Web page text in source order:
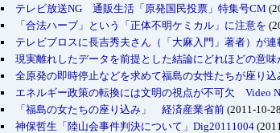
テレビ放送NG 通販生活「原発国民投票」特集号CM
「合法ハーブ」という「正体不明ケミカル」に注意を
テレビブロスに長吉秀夫さん（「大麻入門」著者）が連
現実離れしたデータを前提とした結論にどれほどの意味
全原発の即時停止などを求めて福島の女性たちが座り込
エネルギー政策の転換には文明の視点が不可欠 Video
「福島の女たちの座り込み」 経済産業省前 (2011-10-
神保哲生「陸山会事件判決について」Dig20111004